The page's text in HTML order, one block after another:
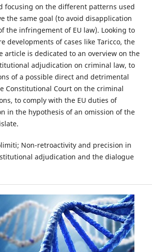
focusing on the different patterns used
the same goal (to avoid disapplication
the infringement of EU law). Looking to
developments of cases like Taricco, the
article is dedicated to an overview on the
adjudication on criminal law, to
of a possible direct and detrimental
Constitutional Court on the criminal
to comply with the EU duties of
in the hypothesis of an omission of the
Non-retroactivity and precision in
adjudication and the dialogue